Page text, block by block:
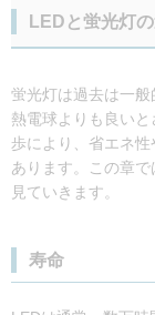
LEDと蛍光灯
蛍光灯は過去は一
熱電球よりも良い
歩により、省エネ
あります。この章
見ていきます。
寿命